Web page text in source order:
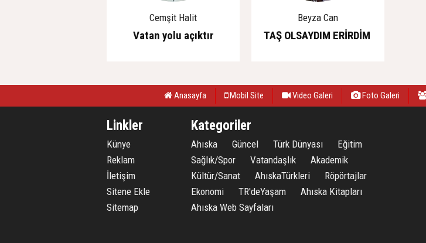
Cemşit Halit
Vatan yolu açıktır
Beyza Can
TAŞ OLSAYDIM ERİRDİM
Anasayfa Mobil Site Video Galeri Foto Galeri
Linkler
Künye
Reklam
İletişim
Sitene Ekle
Sitemap
Kategoriler
Ahıska Güncel Türk Dünyası
Eğitim
Sağlık/Spor
Vatandaşlık
Akademik
Kültür/Sanat
AhıskaTürkleri
Röpörtajlar
Ekonomi
TR'deYaşam
Ahıska Kitapları
Ahıska Web Sayfaları